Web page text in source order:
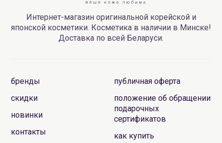
Интернет-магазин оригинальной корейской и
японской косметики. Косметика в наличии в Минске!
Доставка по всей Беларуси.
бренды
скидки
новинки
контакты
публичная оферта
положение об обращении
подарочных
сертификатов
как купить